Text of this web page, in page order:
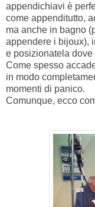
appendichiavi è
come appenditutto,
ma anche in bagno
appendere i bijoux),
e posizionatela dove
Come spesso
in modo
momenti di panico.
Comunque, ecco